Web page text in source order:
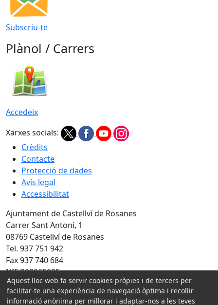
Subscriu-te
Plànol / Carrers
Accedeix
Xarxes socials:
Crèdits
Contacte
Protecció de dades
Avís legal
Accessibilitat
Ajuntament de Castellví de Rosanes
Carrer Sant Antoni, 1
08769 Castellví de Rosanes
Tel. 937 751 942
Fax 937 740 684
NIF P0806500E
Amb la col·laboració de:
Aquest lloc web fa servir cookies pròpies i de tercers per
facilitar-te una experiència de navegació òptima i recollir
informació anònima per millorar i adaptar-nos a les teves